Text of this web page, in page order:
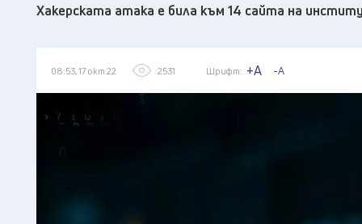
Хакерската атака е била към 14 сайта на
08:53, 17 окт 22 2531 Шрифт: +A -A